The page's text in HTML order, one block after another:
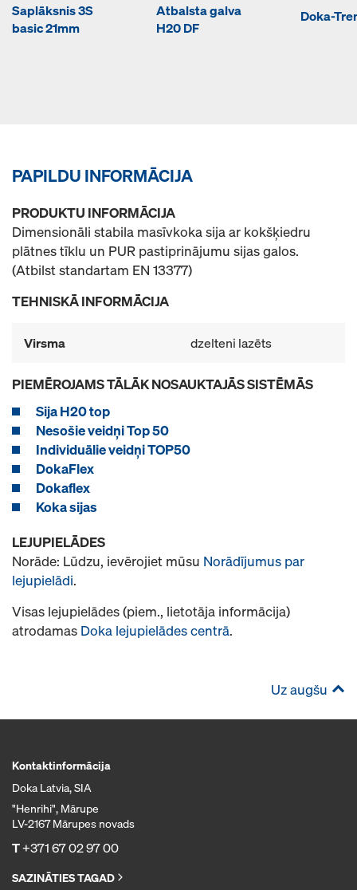
Saplāksnis 3S
basic 21mm
Atbalsta galva
H20 DF
Doka-
PAPILDU INFORMĀCIJA
PRODUKTU INFORMĀCIJA
Dimensionāli stabila masīvkoka sija ar kokšķiedru
plātnes tīklu un PUR pastiprinājumu sijas galos.
(Atbilst standartam EN 13377)
TEHNISKĀ INFORMĀCIJA
Virsma dzelteni lazēts
PIEMĒROJAMS TĀLĀK NOSAUKTAJĀS SISTĒMĀS
Sija H20 top
Nesošie veidņi Top 50
Individuālie veidņi TOP50
DokaFlex
Dokaflex
Koka sijas
LEJUPIELĀDES
Norāde: Lūdzu, ievērojiet mūsu Norādījumus par
lejupielādi.
Visas lejupielādes (piem., lietotāja informācija)
atrodamas Doka lejupielādes centrā.
Uz augšu
Kontaktinformācija
Doka Latvia, SIA
"Henrihi", Mārupe
LV-2167 Mārupes novads
T+371 67 02 97 00
SAZINĀTIES TAGAD